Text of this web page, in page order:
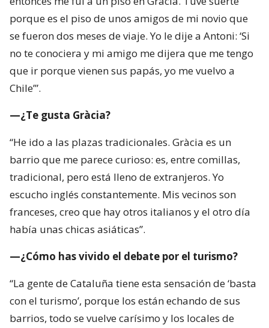
porque es el piso de unos amigos de mi novio que
se fueron dos meses de viaje. Yo le dije a Antoni: ‘Si
no te conociera y mi amigo me dijera que me tengo
que ir porque vienen sus papás, yo me vuelvo a
Chile’”.
—¿Te gusta Gràcia?
“He ido a las plazas tradicionales. Gràcia es un
barrio que me parece curioso: es, entre comillas,
tradicional, pero está lleno de extranjeros. Yo
escucho inglés constantemente. Mis vecinos son
franceses, creo que hay otros italianos y el otro día
había unas chicas asiáticas”.
—¿Cómo has vivido el debate por el turismo?
“La gente de Cataluña tiene esta sensación de ‘basta
con el turismo’, porque los están echando de sus
barrios, todo se vuelve carísimo y los locales de